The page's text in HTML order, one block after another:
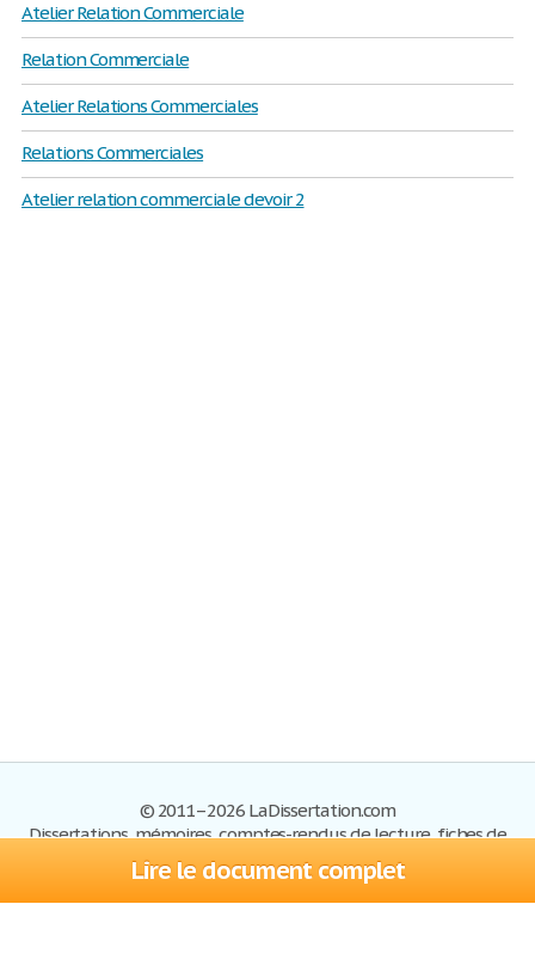
Lire le document complet
Atelier Relation Commerciale
Relation Commerciale
Atelier Relations Commerciales
Relations Commerciales
Atelier relation commerciale devoir 2
© 2011–2026 LaDissertation.com
Dissertations, mémoires, comptes-rendus de lecture, fiches de
lectures, exemples du BAC